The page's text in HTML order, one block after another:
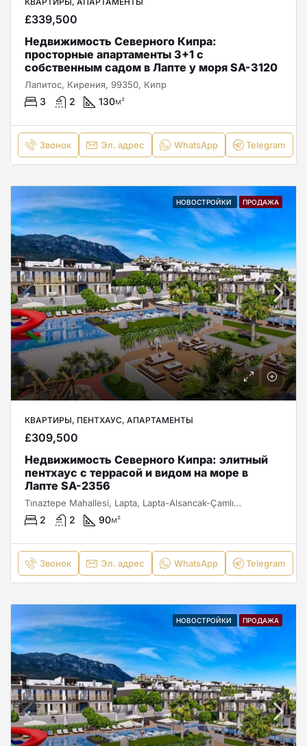
£339,500
Недвижимость Северного Кипра:
просторные апартаменты 3+1 с
собственным садом в Лапте у моря SA-3120
Лапитос, Кирения, 99350, Кипр
3 2 130м²
Звонок Эл. адрес WhatsApp Telegram
НОВОСТРОЙКИ ПРОДАЖА
КВАРТИРЫ, ПЕНТХАУС, АПАРТАМЕНТЫ
£309,500
Недвижимость Северного Кипра: элитный
пентхаус с террасой и видом на море в
Лапте SA-2356
Tınaztepe Mahallesi, Lapta, Lapta-Alsancak-Çamlıbel Belediyesi, Girne ilçesi, Kuzey Kıbrıs, 99420, Κύπρος - Kıbrıs
2 2 90м²
Звонок Эл. адрес WhatsApp Telegram
НОВОСТРОЙКИ ПРОДАЖА